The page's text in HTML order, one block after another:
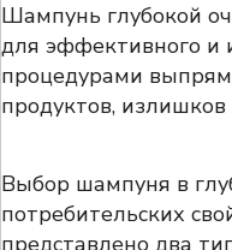
Шампунь глубокой
для эффективного и
процедурами
продуктов,
Выбор шампуня в
потребительских